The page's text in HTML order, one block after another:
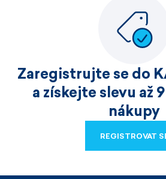
Zaregistrujte se do
a získejte slevu až
nákupy
REGISTROVAT